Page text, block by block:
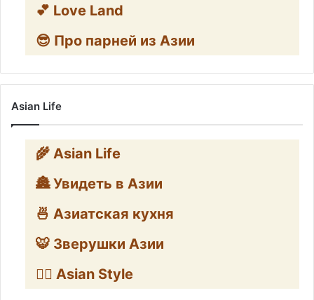
💕 Love Land
😎 Про парней из Азии
Asian Life
🌾 Asian Life
🏯 Увидеть в Азии
🍜 Азиатская кухня
🐯 Зверушки Азии
🧛‍♂️ Asian Style